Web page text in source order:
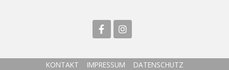
KONTAKT IMPRESSUM DATENSCHUTZ